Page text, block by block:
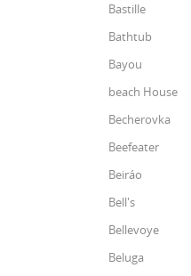
Bastille
Bathtub
Bayou
beach House
Becherovka
Beefeater
Beiráo
Bell's
Bellevoye
Beluga